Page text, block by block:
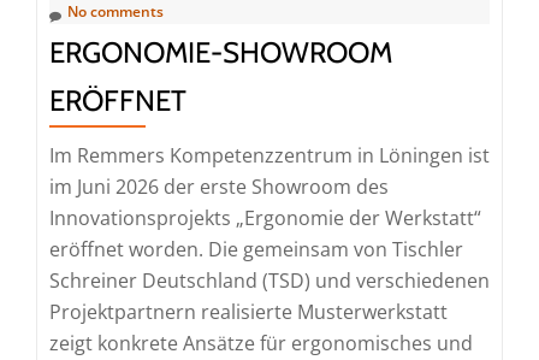
No comments
ERGONOMIE-SHOWROOM
ERÖFFNET
Im Remmers Kompetenzzentrum in Löningen ist
im Juni 2026 der erste Showroom des
Innovationsprojekts „Ergonomie der Werkstatt“
eröffnet worden. Die gemeinsam von Tischler
Schreiner Deutschland (TSD) und verschiedenen
Projektpartnern realisierte Musterwerkstatt
zeigt konkrete Ansätze für ergonomisches und